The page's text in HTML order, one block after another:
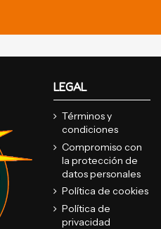
LEGAL
Términos y
condiciones
Compromiso con
la protección de
datos personales
Política de cookies
Política de
privacidad